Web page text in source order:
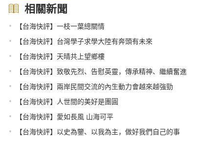
相關新聞
• 【台海快評】一枝一葉總關情
• 【台海快評】台灣學子求學大陸有奔頭有未來
• 【台海快評】天晴共上望鄉樓
• 【台海快評】致敬先烈、告慰英靈，傳承精神、繼續奮進
• 【台海快評】兩岸民間交流的內生動力會越來越強勁
• 【台海快評】人世間的美好是團圓
• 【台海快評】愛如長風 山海可平
• 【台海快評】以史為鑒、以我為主，做好我們自己的事